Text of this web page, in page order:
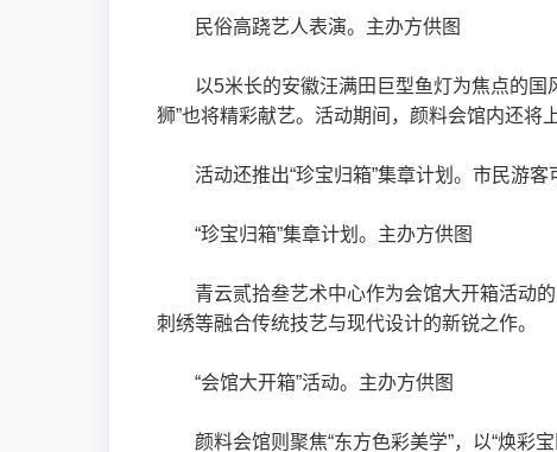
民俗高跷艺人表演。主办方供图
以5米长的安徽汪满田巨型鱼灯为焦点的国
狮”也将精彩献艺。活动期间，颜料会馆内还将
活动还推出“珍宝归箱”集章计划。市民游
“珍宝归箱”集章计划。主办方供图
青云贰拾叁艺术中心作为会馆大开箱活动
刺绣等融合传统技艺与现代设计的新锐之作。
“会馆大开箱”活动。主办方供图
颜料会馆则聚焦“东方色彩美学”，以“焕彩